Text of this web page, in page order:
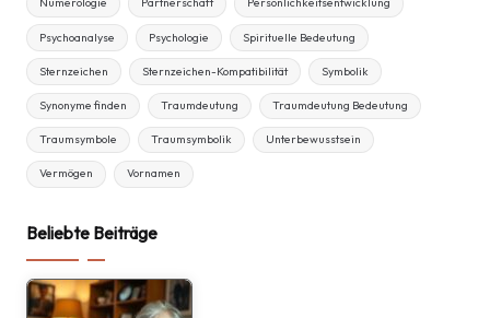
Numerologie Partnerschaft Persönlichkeitsentwicklung
Psychoanalyse Psychologie Spirituelle Bedeutung
Sternzeichen Sternzeichen-Kompatibilität Symbolik
Synonyme finden Traumdeutung Traumdeutung Bedeutung
Traumsymbole Traumsymbolik Unterbewusstsein
Vermögen Vornamen
Beliebte Beiträge